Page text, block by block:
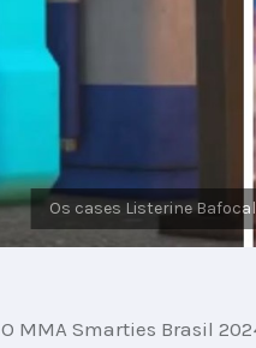
O MMA Smarties Brasil